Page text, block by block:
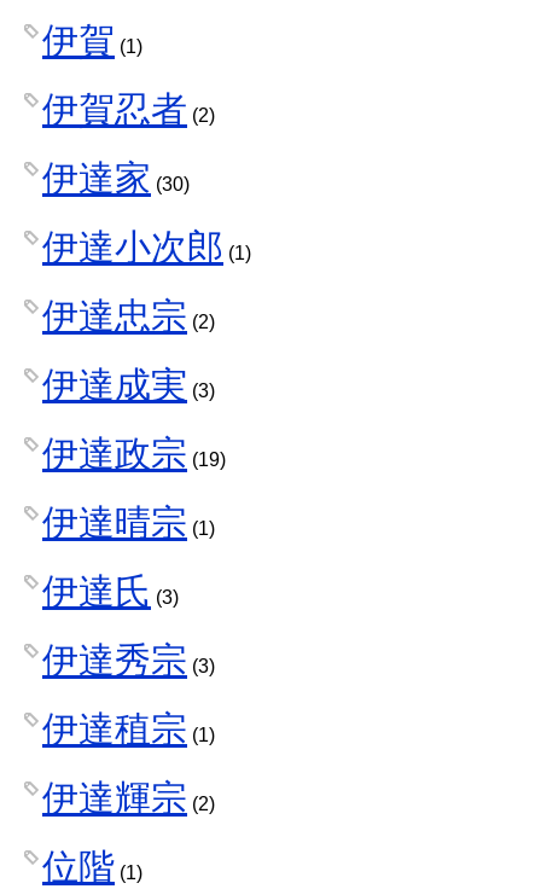
伊賀 (1)
伊賀忍者 (2)
伊達家 (30)
伊達小次郎 (1)
伊達忠宗 (2)
伊達成実 (3)
伊達政宗 (19)
伊達晴宗 (1)
伊達氏 (3)
伊達秀宗 (3)
伊達稙宗 (1)
伊達輝宗 (2)
位階 (1)